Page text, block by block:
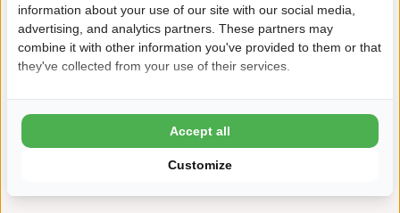
Daarom boek je bij Ginsterveld
8,7 Ardoer Gastenbeoordeling
Kinderen tot 2 jaar gratis
ANWB 5 sterren Top Camping
information about your use of our site with our social media,
advertising, and analytics partners. These partners may
combine it with other information you've provided to them or that
they've collected from your use of their services.
Customize
Accept all